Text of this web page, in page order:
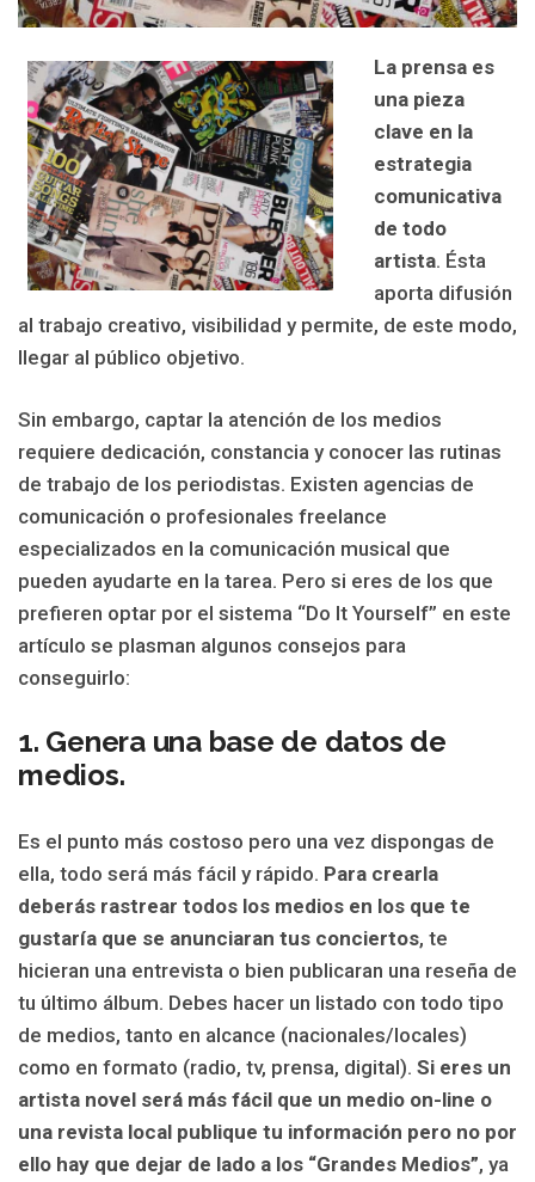
La prensa es
una pieza
clave en la
estrategia
comunicativa
de todo
artista. Ésta
aporta difusión
al trabajo creativo, visibilidad y permite, de este modo,
llegar al público objetivo.
Sin embargo, captar la atención de los medios
requiere dedicación, constancia y conocer las rutinas
de trabajo de los periodistas. Existen agencias de
comunicación o profesionales freelance
especializados en la comunicación musical que
pueden ayudarte en la tarea. Pero si eres de los que
prefieren optar por el sistema “Do It Yourself” en este
artículo se plasman algunos consejos para
conseguirlo:
1. Genera una base de datos de
medios.
Es el punto más costoso pero una vez dispongas de
ella, todo será más fácil y rápido. Para crearla
deberás rastrear todos los medios en los que te
gustaría que se anunciaran tus conciertos, te
hicieran una entrevista o bien publicaran una reseña de
tu último álbum. Debes hacer un listado con todo tipo
de medios, tanto en alcance (nacionales/locales)
como en formato (radio, tv, prensa, digital). Si eres un
artista novel será más fácil que un medio on-line o
una revista local publique tu información pero no por
ello hay que dejar de lado a los “Grandes Medios”, ya